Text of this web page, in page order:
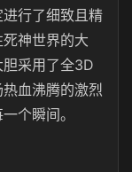
行了细致且精
神世界的大
采用了全3D
血沸腾的激烈
个瞬间。